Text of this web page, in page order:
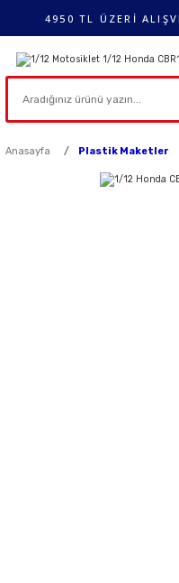
4950 TL ÜZERİ
Anasayfa Plastik Maketler